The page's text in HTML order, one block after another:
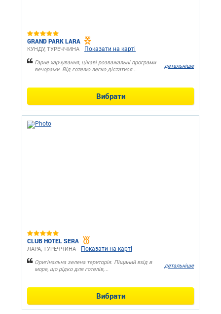
GRAND PARK LARA
КУНДУ, ТУРЕЧЧИНА Показати на карті
Гарне харчування, цікаві розважальні програми
вечорами. Від готелю легко дістатися...
детальніше
Вибрати
CLUB HOTEL SERA
ЛАРА, ТУРЕЧЧИНА Показати на карті
Оригінальна зелена територія. Піщаний вхід в
море, що рідко для готелів,...
детальніше
Вибрати